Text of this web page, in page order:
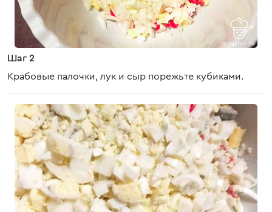
Шаг 2
Крабовые палочки, лук и сыр порежьте кубиками.